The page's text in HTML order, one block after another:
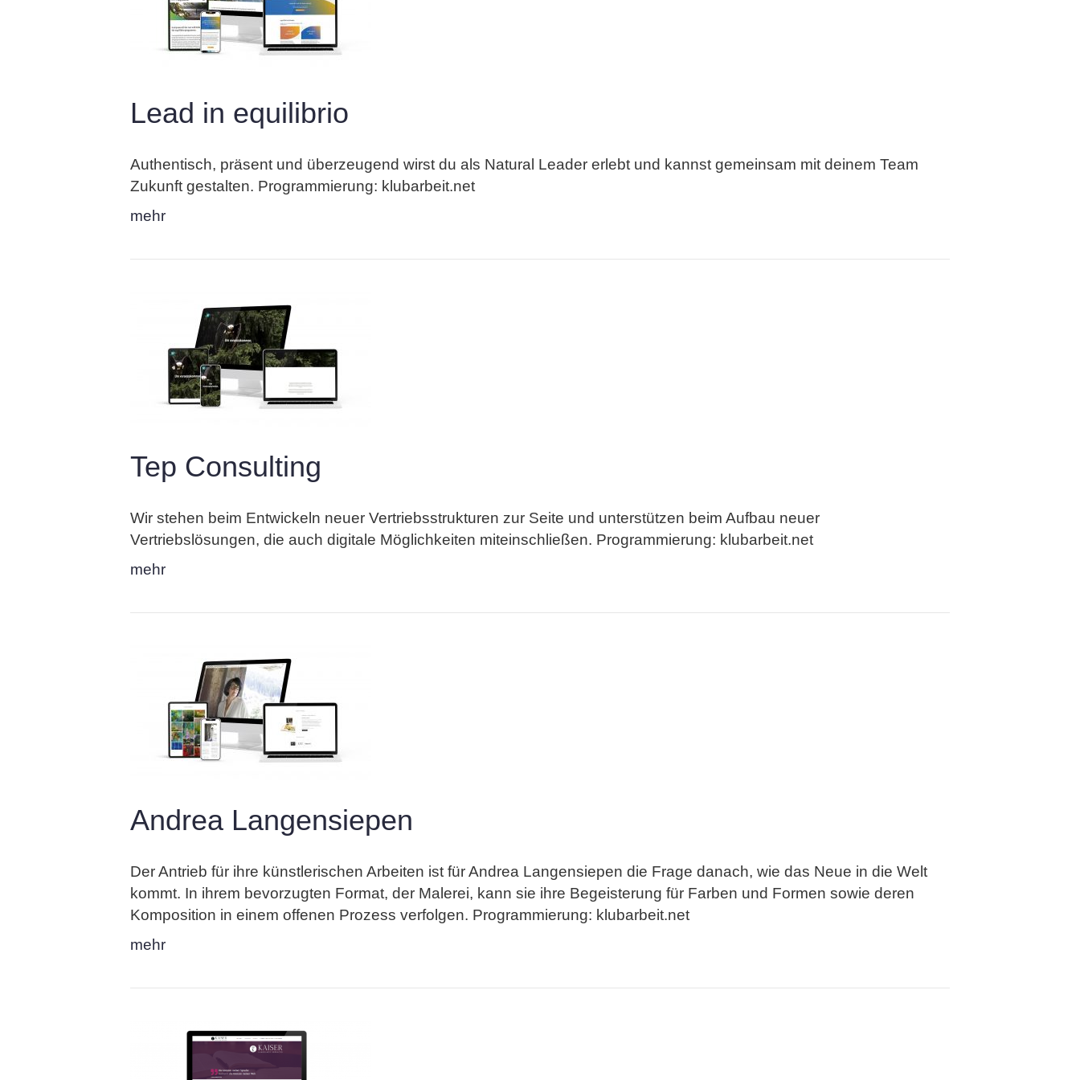
Lead in equilibrio
Authentisch, präsent und überzeugend wirst du als Natural Leader erlebt und kannst gemeinsam mit deinem Team
Zukunft gestalten. Programmierung: klubarbeit.net
mehr
Tep Consulting
Wir stehen beim Entwickeln neuer Vertriebsstrukturen zur Seite und unterstützen beim Aufbau neuer
Vertriebslösungen, die auch digitale Möglichkeiten miteinschließen. Programmierung: klubarbeit.net
mehr
Andrea Langensiepen
Der Antrieb für ihre künstlerischen Arbeiten ist für Andrea Langensiepen die Frage danach, wie das Neue in die Welt
kommt. In ihrem bevorzugten Format, der Malerei, kann sie ihre Begeisterung für Farben und Formen sowie deren
Komposition in einem offenen Prozess verfolgen. Programmierung: klubarbeit.net
mehr